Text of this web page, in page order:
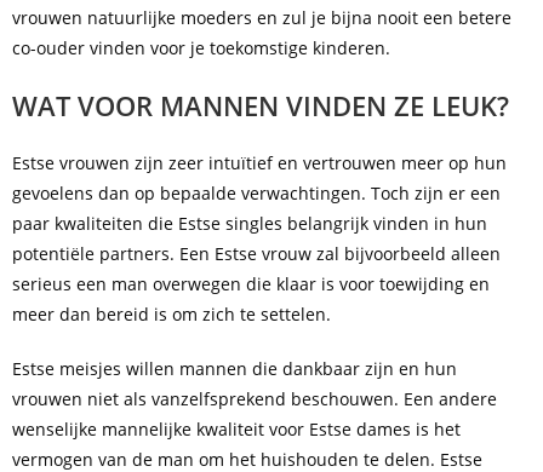
vrouwen natuurlijke moeders en zul je bijna nooit een betere
co-ouder vinden voor je toekomstige kinderen.
WAT VOOR MANNEN VINDEN ZE LEUK?
Estse vrouwen zijn zeer intuïtief en vertrouwen meer op hun
gevoelens dan op bepaalde verwachtingen. Toch zijn er een
paar kwaliteiten die Estse singles belangrijk vinden in hun
potentiële partners. Een Estse vrouw zal bijvoorbeeld alleen
serieus een man overwegen die klaar is voor toewijding en
meer dan bereid is om zich te settelen.
Estse meisjes willen mannen die dankbaar zijn en hun
vrouwen niet als vanzelfsprekend beschouwen. Een andere
wenselijke mannelijke kwaliteit voor Estse dames is het
vermogen van de man om het huishouden te delen. Estse